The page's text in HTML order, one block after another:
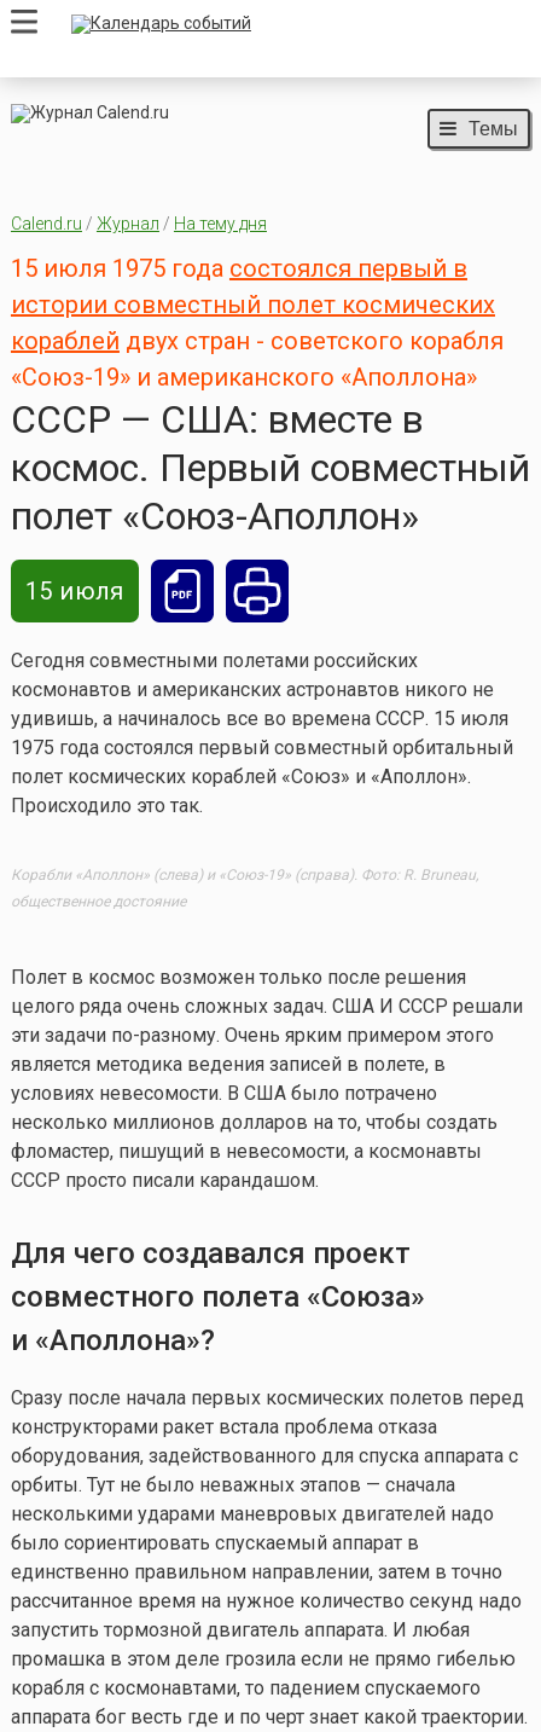
Темы
Calend.ru / Журнал / На тему дня
15 июля 1975 года состоялся первый в
истории совместный полет космических
кораблей двух стран - советского корабля
«Союз-19» и американского «Аполлона»
СССР — США: вместе в
космос. Первый совместный
полет «Союз-Аполлон»
15 июля
Сегодня совместными полетами российских
космонавтов и американских астронавтов никого не
удивишь, а начиналось все во времена СССР. 15 июля
1975 года состоялся первый совместный орбитальный
полет космических кораблей «Союз» и «Аполлон».
Происходило это так.
Корабли «Аполлон» (слева) и «Союз-19» (справа). Фото: R. Bruneau,
общественное достояние
Полет в космос возможен только после решения
целого ряда очень сложных задач. США И СССР решали
эти задачи по-разному. Очень ярким примером этого
является методика ведения записей в полете, в
условиях невесомости. В США было потрачено
несколько миллионов долларов на то, чтобы создать
фломастер, пишущий в невесомости, а космонавты
СССР просто писали карандашом.
Для чего создавался проект
совместного полета «Союза»
и «Аполлона»?
Сразу после начала первых космических полетов перед
конструкторами ракет встала проблема отказа
оборудования, задействованного для спуска аппарата с
орбиты. Тут не было неважных этапов — сначала
несколькими ударами маневровых двигателей надо
было сориентировать спускаемый аппарат в
единственно правильном направлении, затем в точно
рассчитанное время на нужное количество секунд надо
запустить тормозной двигатель аппарата. И любая
промашка в этом деле грозила если не прямо гибелью
корабля с космонавтами, то падением спускаемого
аппарата бог весть где и по черт знает какой траектории.